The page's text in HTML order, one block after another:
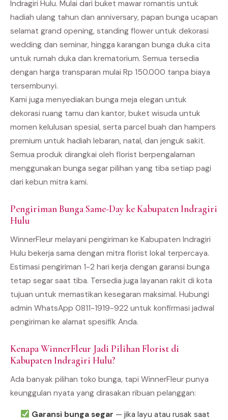
Indragiri Hulu. Mulai dari buket mawar romantis untuk
hadiah ulang tahun dan anniversary, papan bunga ucapan
selamat grand opening, standing flower untuk dekorasi
wedding dan seminar, hingga karangan bunga duka cita
untuk rumah duka dan krematorium. Semua tersedia
dengan harga transparan mulai Rp 150.000 tanpa biaya
tersembunyi.
Kami juga menyediakan bunga meja elegan untuk
dekorasi ruang tamu dan kantor, buket wisuda untuk
momen kelulusan spesial, serta parcel buah dan hampers
premium untuk hadiah lebaran, natal, dan jenguk sakit.
Semua produk dirangkai oleh florist berpengalaman
menggunakan bunga segar pilihan yang tiba setiap pagi
dari kebun mitra kami.
Pengiriman Bunga Same-Day ke Kabupaten Indragiri
Hulu
WinnerFleur melayani pengiriman ke Kabupaten Indragiri
Hulu bekerja sama dengan mitra florist lokal terpercaya.
Estimasi pengiriman 1-2 hari kerja dengan garansi bunga
tetap segar saat tiba. Tersedia juga layanan rakit di kota
tujuan untuk memastikan kesegaran maksimal. Hubungi
admin WhatsApp 0811-1919-922 untuk konfirmasi jadwal
pengiriman ke alamat spesifik Anda.
Kenapa WinnerFleur Jadi Pilihan Florist di
Kabupaten Indragiri Hulu?
Ada banyak pilihan toko bunga, tapi WinnerFleur punya
keunggulan nyata yang dirasakan ribuan pelanggan:
Garansi bunga segar — jika layu atau rusak saat